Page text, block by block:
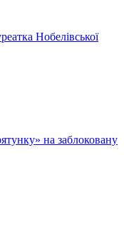
Нобелівської
на заблоковану